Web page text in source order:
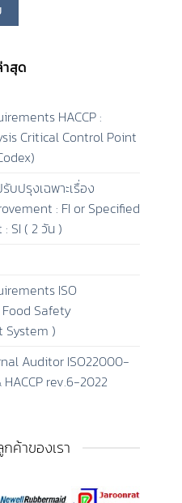
สุด
HACCP :
Critical Control Point
บปรุงเฉพาะเรื่อง
: FI or Specified
SI ( 2 วัน )
ISO
Safety
System )
Auditor ISO22000-
HACCP rev.6-2022
กค้าของเรา